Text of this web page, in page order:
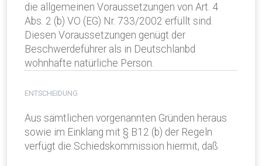
die allgemeinen Voraussetzungen von Art. 4
Abs. 2 (b) VO (EG) Nr. 733/2002 erfüllt sind.
Diesen Voraussetzungen genügt der
Beschwerdeführer als in Deutschlanbd
wohnhafte natürliche Person.
ENTSCHEIDUNG
Aus sämtlichen vorgenannten Gründen heraus
sowie im Einklang mit § B12 (b) der Regeln
verfügt die Schiedskommission hiermit, daß